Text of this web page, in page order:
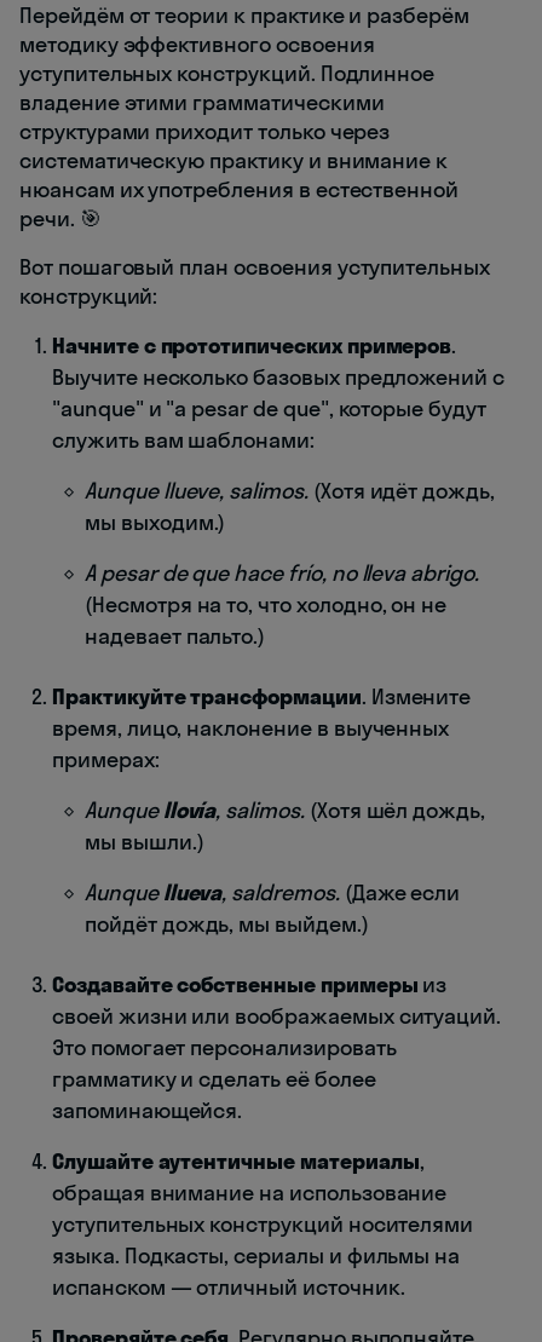
Перейдём от теории к практике и разберём
методику эффективного освоения
уступительных конструкций. Подлинное
владение этими грамматическими
структурами приходит только через
систематическую практику и внимание к
нюансам их употребления в естественной
речи. 🎯
Вот пошаговый план освоения уступительных
конструкций:
Начните с прототипических примеров.
Выучите несколько базовых предложений с
"aunque" и "a pesar de que", которые будут
служить вам шаблонами:
Aunque llueve, salimos.(Хотя идёт дождь,
мы выходим.)
A pesar de que hace frío, no lleva abrigo.
(Несмотря на то, что холодно, он не
надевает пальто.)
Практикуйте трансформации. Измените
время, лицо, наклонение в выученных
примерах:
Aunquellovía, salimos.(Хотя шёл дождь,
мы вышли.)
Aunquellueva, saldremos.(Даже если
пойдёт дождь, мы выйдем.)
Создавайте собственные примеры из
своей жизни или воображаемых ситуаций.
Это помогает персонализировать
грамматику и сделать её более
запоминающейся.
Слушайте аутентичные материалы,
обращая внимание на использование
уступительных конструкций носителями
языка. Подкасты, сериалы и фильмы на
испанском — отличный источник.